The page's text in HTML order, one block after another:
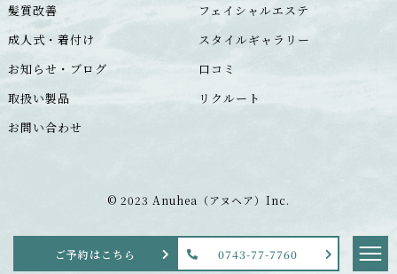
ご予約はこ ち ら 0743-77-7760
髪質改善
フェイシャルエステ
成人式・着付け
スタイルギャラリー
お知らせ・ブログ
口コミ
取扱い製品
リクルート
お問い合わせ
© 2023 Anuhea（アヌヘア）Inc.